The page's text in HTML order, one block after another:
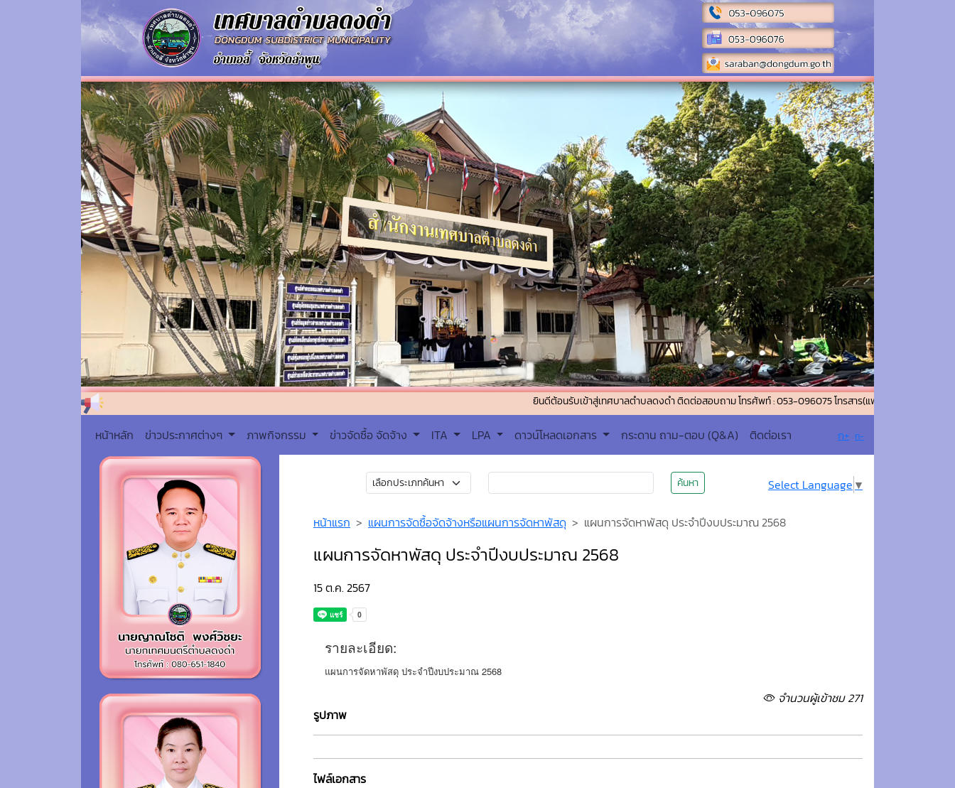
ยินดีต้อนรับเข้าสู่เทศบาลตำบลดงดำ ติดต่อสอบถาม โทรศัพท์ : 053-096075 โทรสาร(แฟกซ์) : 053-096076 อีเมล์ :
หน้าหลัก ข่าวประกาศต่างๆ ภาพกิจกรรม ข่าวจัดซื้อ จัดจ้าง ITA LPA ดาวน์โหลดเอกสาร กระดาน ถาม-ตอบ (Q&A) ติดต่อเรา ก+ ก-
ค้นหา Select Language ▼
หน้าแรก แผนการจัดซื้อจัดจ้างหรือแผนการจัดหาพัสดุ แผนการจัดหาพัสดุ ประจำปีงบประมาณ 2568
แผนการจัดหาพัสดุ ประจำปีงบประมาณ 2568
15 ต.ค. 2567
รายละเอียด:
แผนการจัดหาพัสดุ ประจำปีงบประมาณ 2568
จำนวนผู้เข้าชม 271
รูปภาพ
ไฟล์เอกสาร